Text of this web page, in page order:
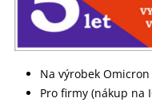
Na výrobek
Pro firmy (nákup na